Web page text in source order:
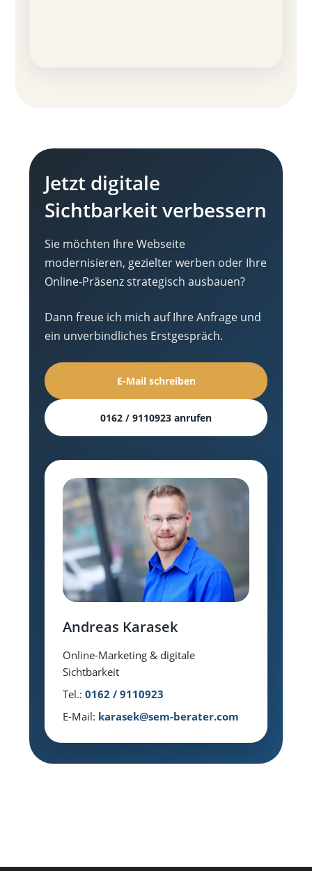
Jetzt digitale
Sichtbarkeit verbessern
Sie möchten Ihre Webseite
modernisieren, gezielter werben oder Ihre
Online-Präsenz strategisch ausbauen?
Dann freue ich mich auf Ihre Anfrage und
ein unverbindliches Erstgespräch.
E-Mail schreiben
0162 / 9110923 anrufen
Andreas Karasek
Online-Marketing & digitale
Sichtbarkeit
Tel.:0162 / 9110923
E-Mail: karasek@sem-berater.com